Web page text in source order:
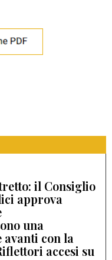
il Consiglio
approva
una
con la
accesi su